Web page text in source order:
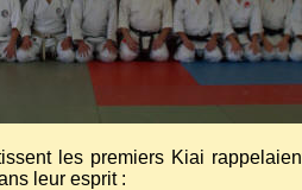
les premiers Kiai
leur esprit :